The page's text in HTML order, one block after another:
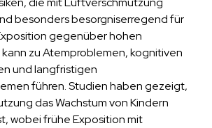
besonders besorgniserregend für
gegenüber hohen
zu Atemproblemen, kognitiven
und langfristigen
führen. Studien haben gezeigt,
das Wachstum von Kindern
wobei frühe Exposition mit